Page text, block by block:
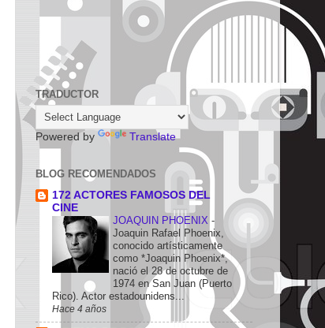
TRADUCTOR
Powered by Translate
BLOG RECOMENDADOS
172 ACTORES FAMOSOS DEL
CINE
JOAQUIN PHOENIX -
Joaquin Rafael Phoenix,
conocido artísticamente
como *Joaquin Phoenix*,
nació el 28 de octubre de
1974 en San Juan (Puerto
Rico). Actor estadounidens...
Hace 4 años